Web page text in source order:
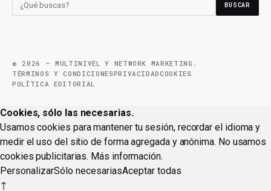
BUSCAR
© 2026 — MULTINIVEL Y NETWORK MARKETING.
TÉRMINOS Y CONDICIONESPRIVACIDADCOOKIES
POLÍTICA EDITORIAL
Cookies, sólo las necesarias.
Usamos cookies para mantener tu sesión, recordar el idioma y
medir el uso del sitio de forma agregada y anónima. No usamos
cookies publicitarias. Más información.
PersonalizarSólo necesariasAceptar todas
↑